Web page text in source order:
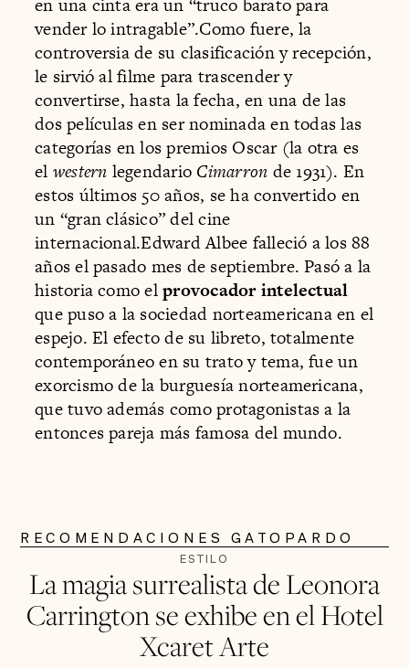
en una cinta era un “truco barato para
vender lo intragable”.Como fuere, la
controversia de su clasificación y recepción,
le sirvió al filme para trascender y
convertirse, hasta la fecha, en una de las
dos películas en ser nominada en todas las
categorías en los premios Oscar (la otra es
el western legendario Cimarron de 1931). En
estos últimos 50 años, se ha convertido en
un “gran clásico” del cine
internacional.Edward Albee falleció a los 88
años el pasado mes de septiembre. Pasó a la
historia como elprovocador intelectual
que puso a la sociedad norteamericana en el
espejo. El efecto de su libreto, totalmente
contemporáneo en su trato y tema, fue un
exorcismo de la burguesía norteamericana,
que tuvo además como protagonistas a la
entonces pareja más famosa del mundo.
RECOMENDACIONES GATOPARDO
ESTILO
La magia surrealista de Leonora
Carrington se exhibe en el Hotel
Xcaret Arte